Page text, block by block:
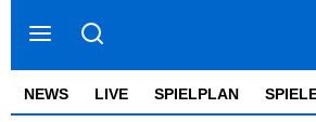
NEWS LIVE SPIELPLAN